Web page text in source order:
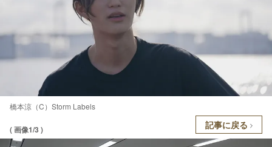
橋本涼（C）Storm Labels
( 画像1/3 ) 記事に戻る